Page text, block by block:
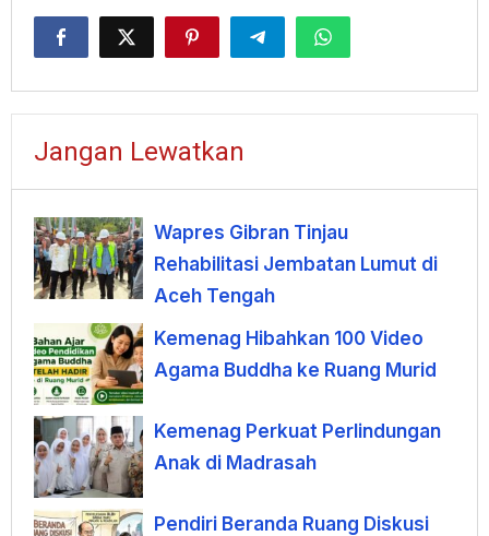
Jangan Lewatkan
Wapres Gibran Tinjau
Rehabilitasi Jembatan Lumut di
Aceh Tengah
Kemenag Hibahkan 100 Video
Agama Buddha ke Ruang Murid
Kemenag Perkuat Perlindungan
Anak di Madrasah
Pendiri Beranda Ruang Diskusi